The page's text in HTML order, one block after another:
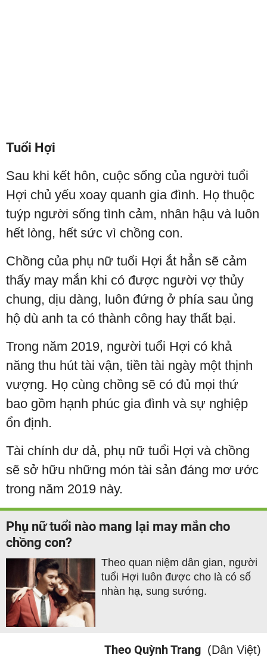
Tuổi Hợi
Sau khi kết hôn, cuộc sống của người tuổi
Hợi chủ yếu xoay quanh gia đình. Họ thuộc
tuýp người sống tình cảm, nhân hậu và luôn
hết lòng, hết sức vì chồng con.
Chồng của phụ nữ tuổi Hợi ắt hẳn sẽ cảm
thấy may mắn khi có được người vợ thủy
chung, dịu dàng, luôn đứng ở phía sau ủng
hộ dù anh ta có thành công hay thất bại.
Trong năm 2019, người tuổi Hợi có khả
năng thu hút tài vận, tiền tài ngày một thịnh
vượng. Họ cùng chồng sẽ có đủ mọi thứ
bao gồm hạnh phúc gia đình và sự nghiệp
ổn định.
Tài chính dư dả, phụ nữ tuổi Hợi và chồng
sẽ sở hữu những món tài sản đáng mơ ước
trong năm 2019 này.
Phụ nữ tuổi nào mang lại may mắn cho
chồng con?
Theo quan niệm dân gian, người
tuổi Hợi luôn được cho là có số
nhàn hạ, sung sướng.
Theo Quỳnh Trang (Dân Việt)